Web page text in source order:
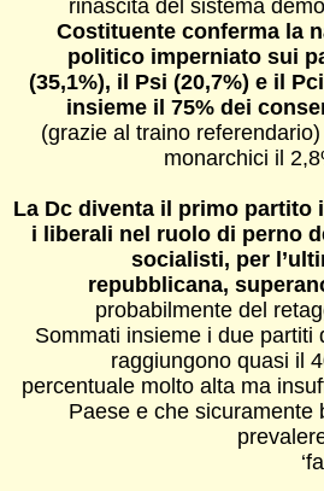
rinascita del sistema
Costituente conferma la
politico imperniato sui
(35,1%), il Psi (20,7%) e il
insieme il 75% dei
(grazie al traino
monarchici il
La Dc diventa il primo partito
i liberali nel ruolo di perno
socialisti, per
repubblicana,
probabilmente del
Sommati insieme i due partiti
raggiungono quasi il
percentuale molto alta ma
Paese e che sicuramente